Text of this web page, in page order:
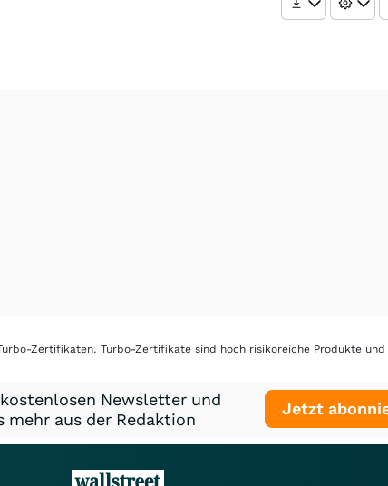
Zertifikaten. Turbo-Zertifikate sind hoch risikoreiche Produkte
Newsletter und
mehr aus der Redaktion
Jetzt